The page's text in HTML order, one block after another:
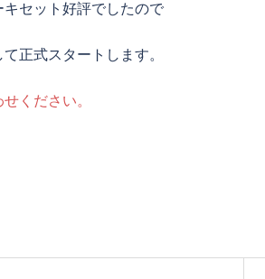
セット好評でしたので
正式スタートします。
ください。